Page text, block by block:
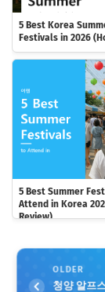
5 Best Korea
Festivals in 2026
5 Best Summer
Attend in Korea
Review)
OLDER
청양 알프